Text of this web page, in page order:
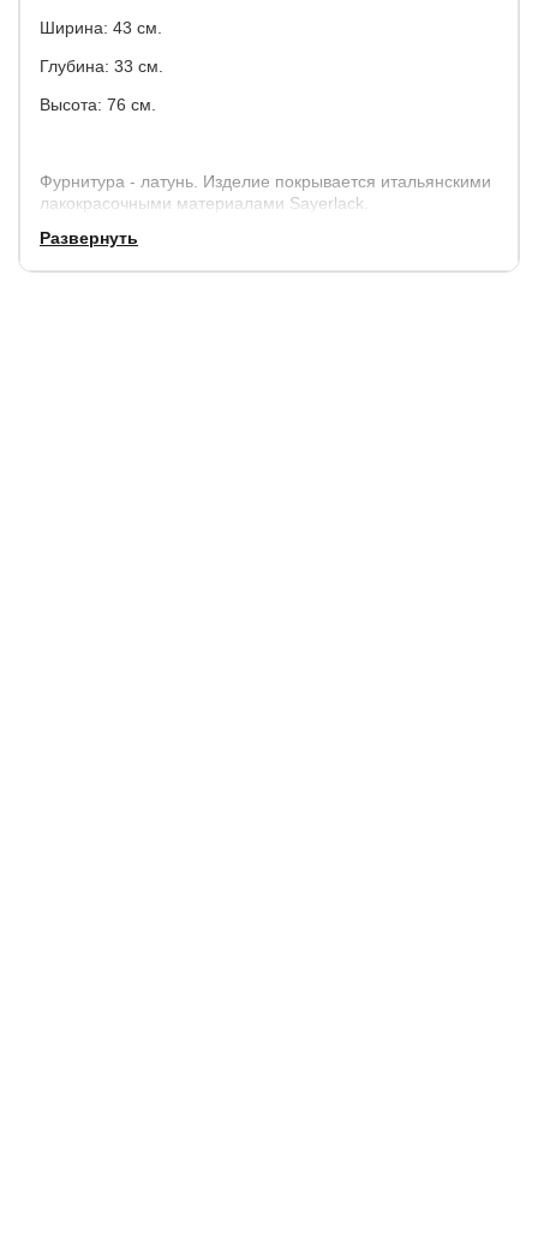
Ширина: 43 см.
Глубина: 33 см.
Высота: 76 см.
Фурнитура - латунь. Изделие покрывается итальянскими
лакокрасочными материалами Sayerlack.
Гарантия:2 года
Развернуть